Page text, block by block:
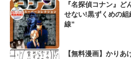
『名探偵コナン』
せない!黒ずくめの
線”
【無料漫画】かり